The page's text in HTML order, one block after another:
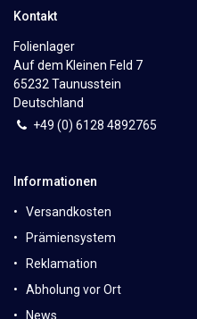
Kontakt
Folienlager
Auf dem Kleinen Feld 7
65232 Taunusstein
Deutschland
+49 (0) 6128 4892765
Informationen
Versandkosten
Prämiensystem
Reklamation
Abholung vor Ort
News